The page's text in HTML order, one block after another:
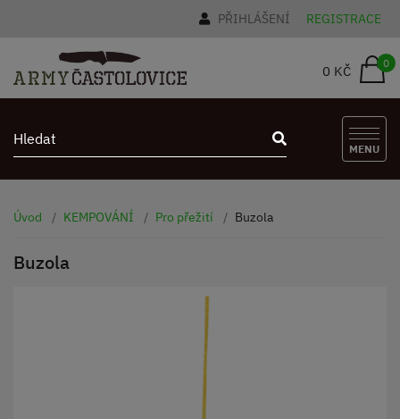
PŘIHLÁŠENÍ REGISTRACE
0 KČ 0
MENU
Úvod KEMPOVÁNÍ Pro přežití Buzola
Buzola